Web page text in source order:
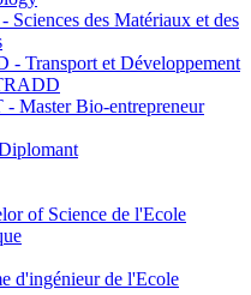
Sciences des Matériaux et des
- Transport et Développement
Master Bio-entrepreneur
of Science de l'Ecole
d'ingénieur de l'Ecole